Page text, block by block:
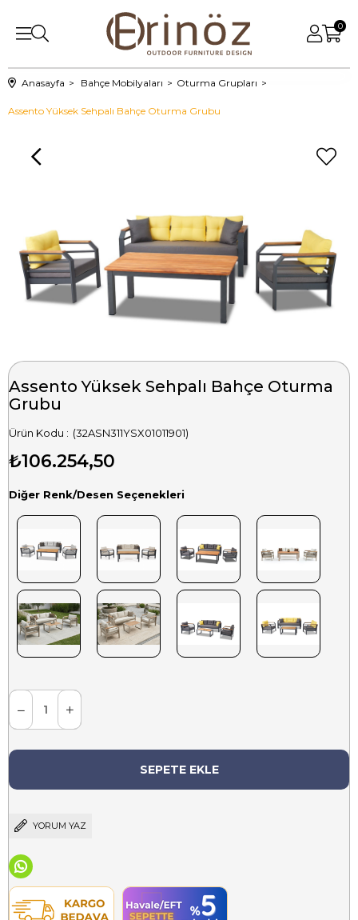
0
Anasayfa Bahçe Mobilyaları Oturma Grupları
Assento Yüksek Sehpalı Bahçe Oturma Grubu
Assento Yüksek Sehpalı Bahçe Oturma
Grubu
(32ASN311YSX01011901)
₺106.254,50
Diğer Renk/Desen Seçenekleri
YORUM YAZ